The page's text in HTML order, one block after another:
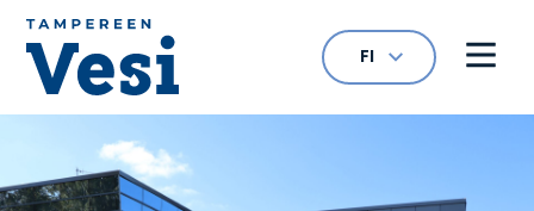
Siirry sisältöön
Siirry etusivulle
VALITTU KIELI:
FI
Avaa